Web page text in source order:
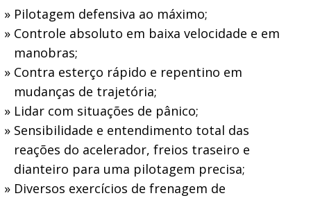
Pilotagem defensiva ao máximo;
Controle absoluto em baixa velocidade e em
manobras;
Contra esterço rápido e repentino em
mudanças de trajetória;
Lidar com situações de pânico;
Sensibilidade e entendimento total das
reações do acelerador, freios traseiro e
dianteiro para uma pilotagem precisa;
Diversos exercícios de frenagem de